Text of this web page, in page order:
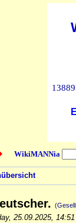
WikiMANNia
25.09.2025, 14:51